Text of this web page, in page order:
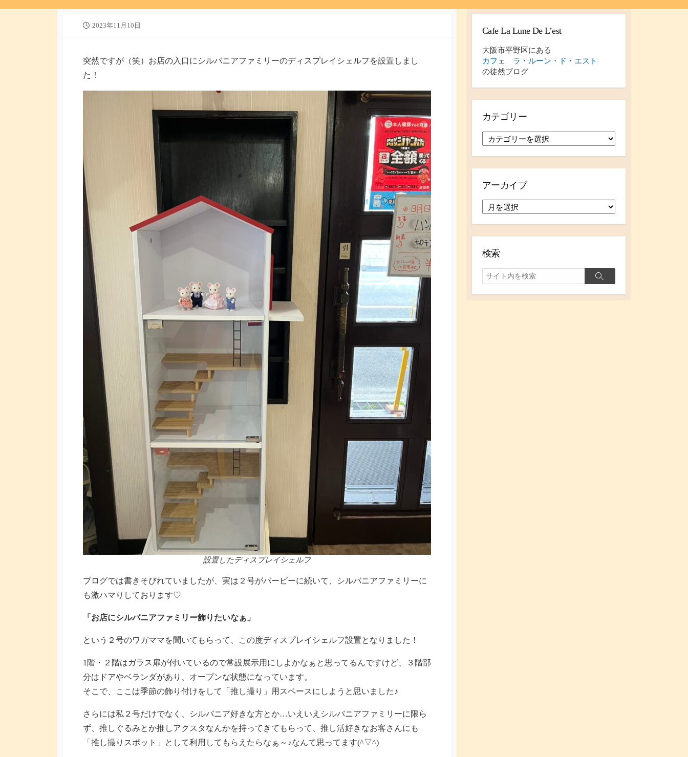
公
2023年11月10日
突然ですが（笑）お店の入口にシルバニアファミリーのディスプレイシェルフを設置しまし
た！
設置したディスプレイシェルフ
ブログでは書きそびれていましたが、実は２号がバービーに続いて、シルバニアファミリーに
も激ハマりしております♡
「お店にシルバニアファミリー飾りたいなぁ」
という２号のワガママを聞いてもらって、この度ディスプレイシェルフ設置となりました！
1階・２階はガラス扉が付いているので常設展示用にしよかなぁと思ってるんですけど、３階部
分はドアやベランダがあり、オープンな状態になっています。
そこで、ここは季節の飾り付けをして「推し撮り」用スペースにしようと思いました♪
さらには私２号だけでなく、シルバニア好きな方とか…いえいえシルバニアファミリーに限ら
ず、推しぐるみとか推しアクスタなんかを持ってきてもらって、推し活好きなお客さんにも
「推し撮りスポット」として利用してもらえたらなぁ～♪なんて思ってます(^▽^)
Cafe La Lune De L’est
大阪市平野区にある
カフェ ラ・ルーン・ド・エスト
の徒然ブログ
カテゴリー
カ
テ
ゴ
リ
アーカイブ
ー
カ
イ
ブ
検索
検
索
検